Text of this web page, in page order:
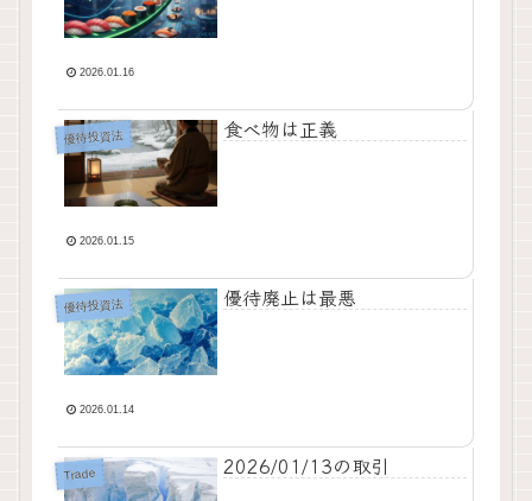
2026.01.16
優待投資法 食べ物は正義
2026.01.15
優待投資法 優待廃止は最悪
2026.01.14
Trade 2026/01/13の取引